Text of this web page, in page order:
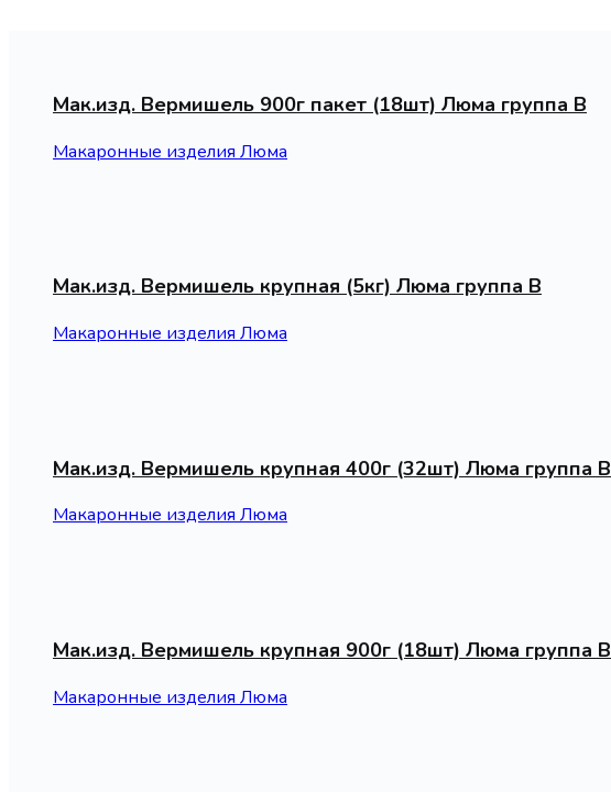
Мак.изд. Вермишель 900г пакет (18шт) Люма группа В
Макаронные изделия Люма
Мак.изд. Вермишель крупная (5кг) Люма группа В
Макаронные изделия Люма
Мак.изд. Вермишель крупная 400г (32шт) Люма группа В
Макаронные изделия Люма
Мак.изд. Вермишель крупная 900г (18шт) Люма группа В
Макаронные изделия Люма